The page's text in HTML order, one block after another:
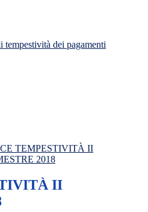
tempestività dei pagamenti
TEMPESTIVITÀ II
2018
II